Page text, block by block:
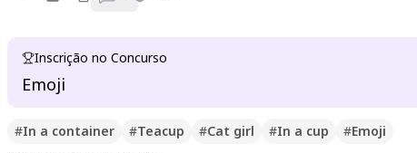
Inscrição no Concurso
Emoji
#In a container #Teacup #Cat girl #In a cup #Emoji